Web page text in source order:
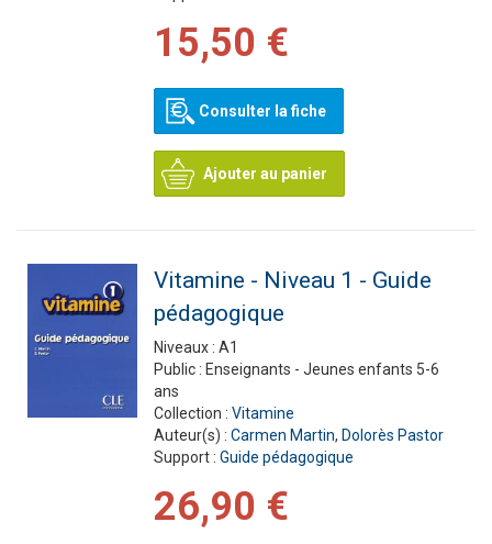
15,50 €
Consulter la fiche
Ajouter au panier
Vitamine - Niveau 1 - Guide
pédagogique
Niveaux : A1
Public : Enseignants - Jeunes enfants 5-6
ans
Collection : Vitamine
Auteur(s) : Carmen Martin, Dolorès Pastor
Support : Guide pédagogique
26,90 €